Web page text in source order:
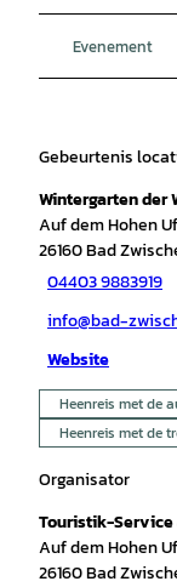
Evenement
Gebeurtenis
Wintergarten der
Auf dem Hohen
26160Bad
04403 9883919
info@bad-
Website
Heenreis met de
Heenreis met de
Organisator
Touristik-Service
Auf dem Hohen
26160Bad